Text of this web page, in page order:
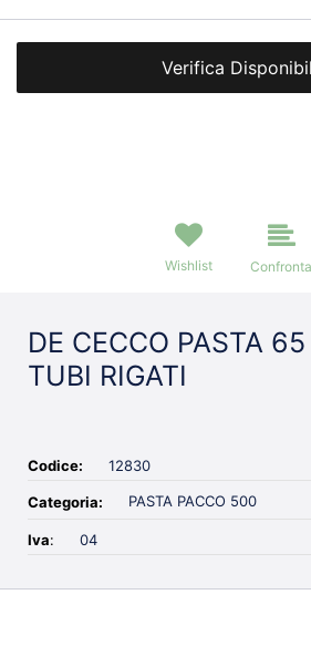
Verifica
Wishlist Confronta
DE CECCO PASTA
TUBI RIGATI
Codice: 12830
Categoria: PASTA PACCO 500
Iva: 04